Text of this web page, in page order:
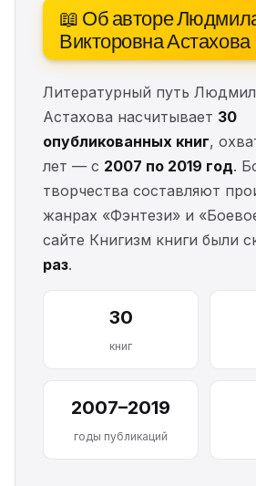
📖 Об авторе
Викторовна Астахова
Литературный путь
Астахова насчитывает 30
опубликованных книг,
лет — с 2007 по 2019 год.
творчества составляют
жанрах «Фэнтези» и
сайте Книгизм книги были
раз.
30
книг
2007–2019
годы публикаций